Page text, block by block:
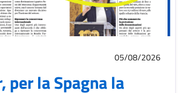
05/08/2026
per la Spagna la